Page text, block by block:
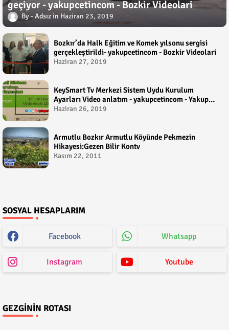
geçiyor - yakupcetincom - Bozkir Videolari
Adsız Haziran 23, 2019
Bozkır’da Halk Eğitim ve Komek yılsonu sergisi
gerçekleştirildi- yakupcetincom - Bozkir Videolari
Haziran 27, 2019
KeySmart Tv Merkezi Sistem Uydu Kurulum
Ayarları Video anlatım - yakupcetincom - Yakup
Çetin
Haziran 26, 2019
Armutlu Bozkır Armutlu Köyünde Pekmezin
Hikayesi:Gezen Bilir Kontv
Kasım 22, 2011
SOSYAL HESAPLARIM
Facebook Whatsapp
Instagram Youtube
GEZGININ ROTASI